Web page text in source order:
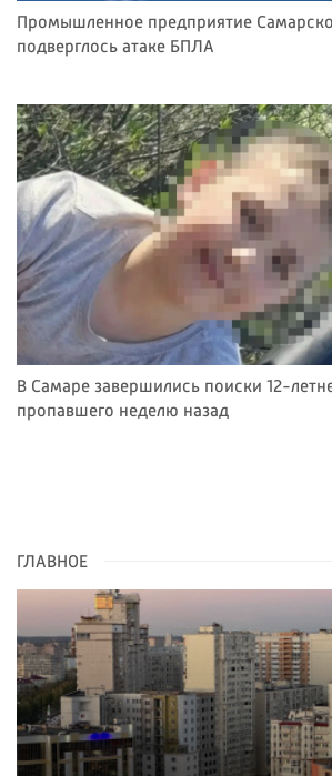
Промышленное предприятие
подверглось атаке БПЛА
В Самаре завершились поиски 12-
пропавшего неделю назад
ГЛАВНОЕ